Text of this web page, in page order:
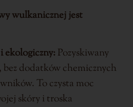
wulkanicznej jest
ekologiczny: Pozyskiwany
dodatków chemicznych
To czysta moc
skóry i troska